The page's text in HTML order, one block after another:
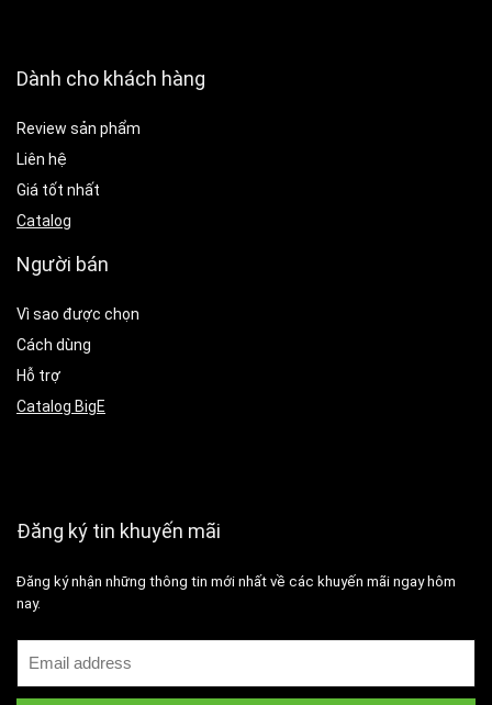
Dành cho khách hàng
Review sản phẩm
Liên hệ
Giá tốt nhất
Catalog
Người bán
Vì sao được chọn
Cách dùng
Hỗ trợ
Catalog BigE
Đăng ký tin khuyến mãi
Đăng ký nhận những thông tin mới nhất về các khuyến mãi ngay hôm
nay.